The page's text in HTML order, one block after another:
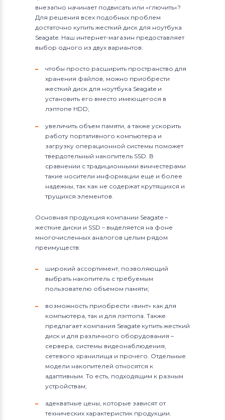
внезапно начинает подвисать или «глючить»?
Для решения всех подобных проблем
достаточно купить жесткий диск для ноутбука
Seagate. Наш интернет-магазин предоставляет
выбор одного из двух вариантов:
чтобы просто расширить пространство для
хранения файлов, можно приобрести
жесткий диск для ноутбука Seagate и
установить его вместо имеющегося в
лэптопе HDD;
увеличить объем памяти, а также ускорить
работу портативного компьютера и
загрузку операционной системы поможет
твердотельный накопитель SSD. В
сравнении с традиционными винчестерами
такие носители информации еще и более
надежны, так как не содержат крутящихся и
трущихся элементов.
Основная продукция компании Seagate –
жесткие диски и SSD – выделяется на фоне
многочисленных аналогов целым рядом
преимуществ:
широкий ассортимент, позволяющий
выбрать накопитель с требуемым
пользователю объемом памяти;
возможность приобрести «винт» как для
компьютера, так и для лэптопа. Также
предлагает компания Seagate купить жесткий
диск и для различного оборудования –
сервера, системы видеонаблюдения,
сетевого хранилища и прочего. Отдельные
модели накопителей относятся к
адаптивным. То есть, подходящим к разным
устройствам;
адекватные цены, которые зависят от
технических характеристик продукции.